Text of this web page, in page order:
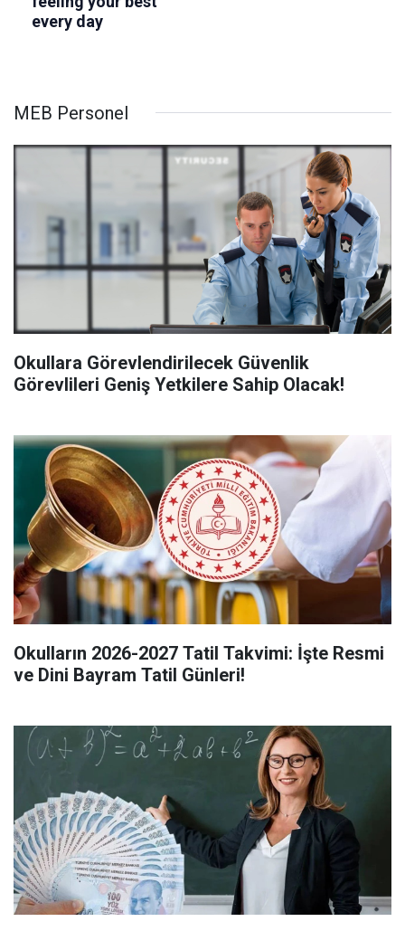
MEB Personel
Okullara Görevlendirilecek Güvenlik
Görevlileri Geniş Yetkilere Sahip Olacak!
Okulların 2026-2027 Tatil Takvimi: İşte Resmi
ve Dini Bayram Tatil Günleri!